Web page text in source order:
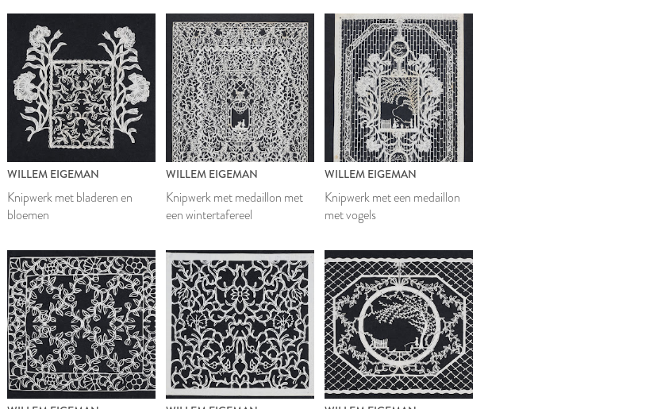
Paets
WILLEM EIGEMAN
Knipwerk met bladeren en
bloemen
WILLEM EIGEMAN
Knipwerk met medaillon met
een wintertafereel
WILLEM EIGEMAN
Knipwerk met een medaillon
met vogels